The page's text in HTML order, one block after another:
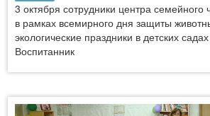
3 октября сотрудники центра
в рамках всемирного дня защиты
экологические праздники в детских
Воспитанник